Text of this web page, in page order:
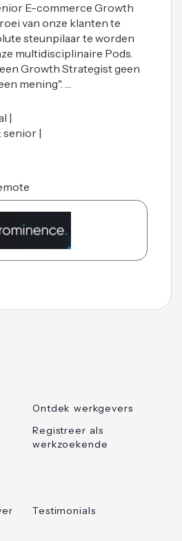
E-commerce Growth
van onze klanten te
steunpilaar te worden
multidisciplinaire Pods.
Growth Strategist geen
mening". …
|
senior |
Ontdek werkgevers
Registreer als
werkzoekende
Testimonials